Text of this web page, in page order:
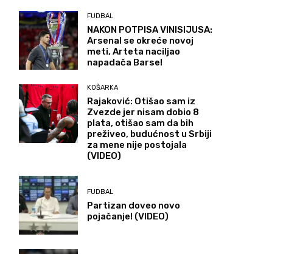
FUDBAL
NAKON POTPISA VINISIJUSA:
Arsenal se okreće novoj
meti, Arteta naciljao
napadača Barse!
KOŠARKA
Rajaković: Otišao sam iz
Zvezde jer nisam dobio 8
plata, otišao sam da bih
preživeo, budućnost u Srbiji
za mene nije postojala
(VIDEO)
FUDBAL
Partizan doveo novo
pojačanje! (VIDEO)